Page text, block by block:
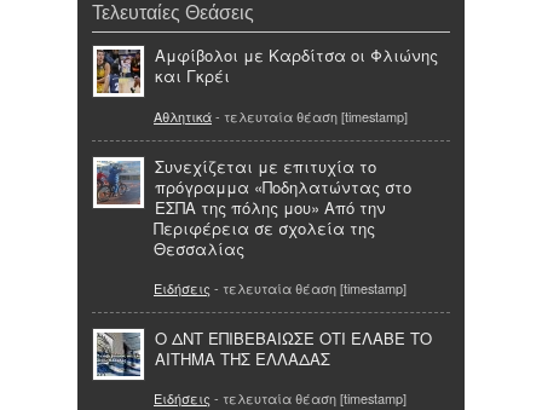
Τελευταίες Θεάσεις
Αμφίβολοι με Καρδίτσα οι Φλιώνης
και Γκρέι
Αθλητικά- τελευταία θέαση [timestamp]
Συνεχίζεται με επιτυχία το
πρόγραμμα «Ποδηλατώντας στο
ΕΣΠΑ της πόλης μου» Από την
Περιφέρεια σε σχολεία της
Θεσσαλίας
Ειδήσεις - τελευταία θέαση [timestamp]
Ο ΔΝΤ ΕΠΙΒΕΒΑΙΩΣΕ ΟΤΙ ΕΛΑΒΕ ΤΟ
ΑΙΤΗΜΑ ΤΗΣ ΕΛΛΑΔΑΣ
Ειδήσεις - τελευταία θέαση [timestamp]